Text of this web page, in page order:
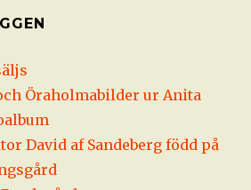
Öraholmabilder ur Anita
David af Sandeberg född på